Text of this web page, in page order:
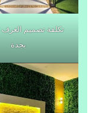
تكلفة تصميم الغرف
بجدة